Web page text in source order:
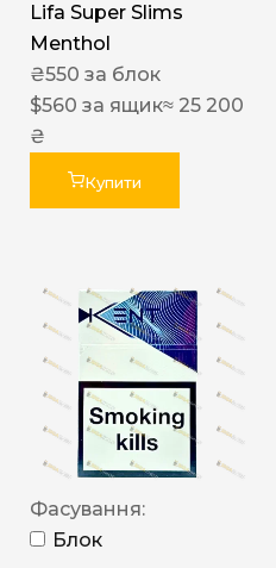
Lifa Super Slims
Menthol
₴550 за блок
$560 за ящик≈ 25 200
₴
Купити
Фасування:
Блок